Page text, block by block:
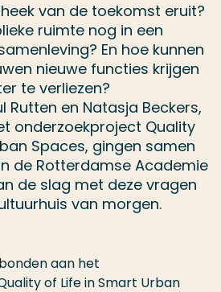
van de toekomst eruit?
ruimte nog in een
En hoe kunnen
nieuwe functies krijgen
te verliezen?
Rutten en Natasja Beckers,
onderzoekproject Quality
Spaces, gingen samen
de Rotterdamse Academie
de slag met deze vragen
van morgen.
aan het
of Life in Smart Urban